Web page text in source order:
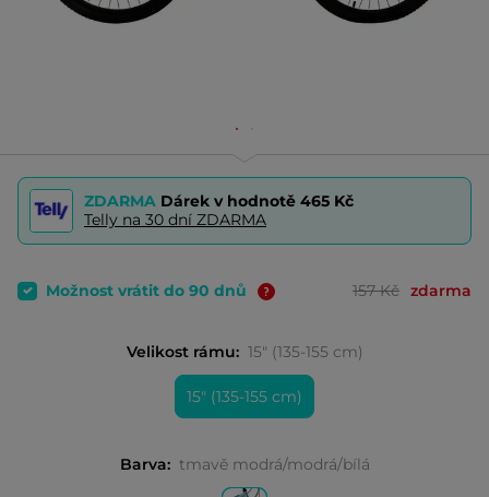
ZDARMA Dárek v hodnotě 465 Kč
Telly na 30 dní ZDARMA
Možnost vrátit do 90 dnů 157 Kč zdarma
Velikost rámu: 15" (135-155 cm)
15" (135-155 cm)
Barva: tmavě modrá/modrá/bílá